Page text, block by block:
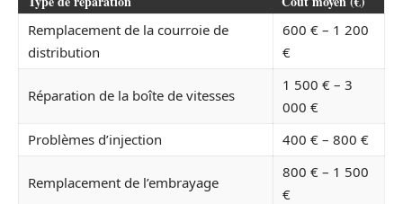
Remplacement de la courroie de
distribution
600 € – 1 200
€
Réparation de la boîte de vitesses
1 500 € – 3
000 €
Problèmes d’injection
400 € – 800 €
Remplacement de l’embrayage
800 € – 1 500
€